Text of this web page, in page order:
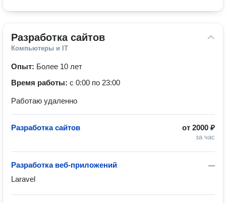
Разработка сайтов
Компьютеры и IT
Опыт: Более 10 лет
Время работы: с 0:00 по 23:00
Работаю удаленно
от 2000 ₽
за час
Разработка сайтов
—
Разработка веб-приложений
Laravel